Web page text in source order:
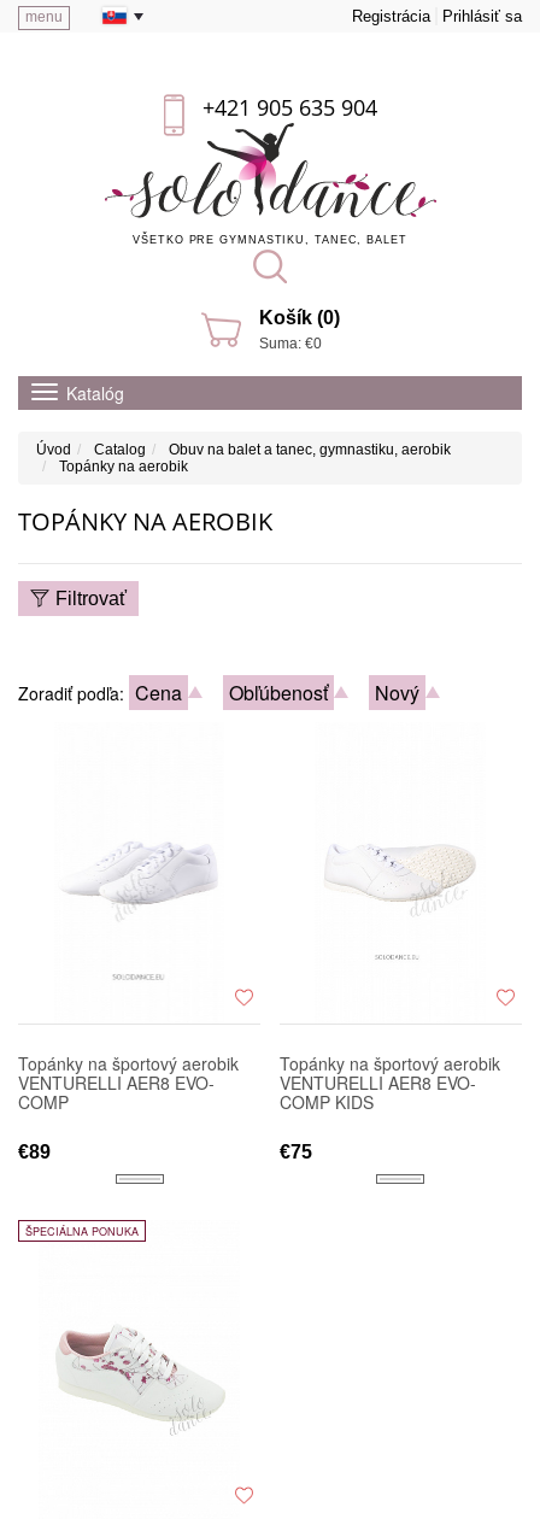
menu Registrácia Prihlásiť sa
+421 905 635 904
VŠETKO PRE GYMNASTIKU, TANEC, BALET
Košík (0)
Suma: €0
Katalóg
Úvod Catalog
Obuv na balet a tanec, gymnastiku, aerobik
Topánky na aerobik
TOPÁNKY NA AEROBIK
Filtrovať
Zoradiť podľa: Cena Obľúbenosť Nový
Topánky na športový aerobik
VENTURELLI AER8 EVO-
COMP
€89
Topánky na športový aerobik
VENTURELLI AER8 EVO-
COMP KIDS
€75
ŠPECIÁLNA PONUKA